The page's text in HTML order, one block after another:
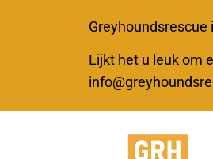
Greyhoundsrescue
Lijkt het u leuk om